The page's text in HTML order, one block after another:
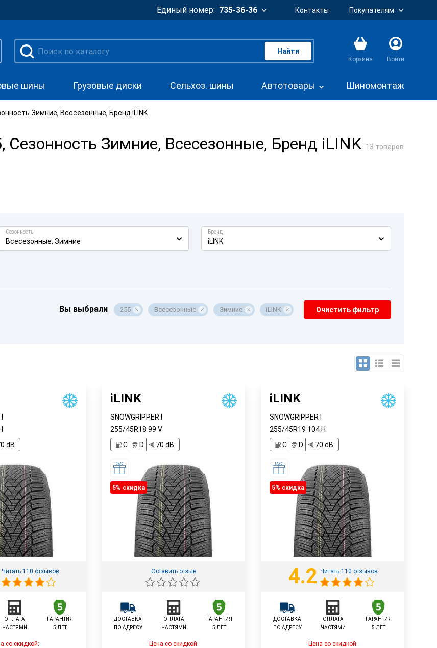
Единый номер: 735-36-36 Контакты Покупателям
Найти
Корзина Войти
шины Грузовые диски Сельхоз. шины Автотовары Шиномонтаж
Зимние, Всесезонные, Бренд iLINK
Зимние, Всесезонные, Бренд iLINK 13 товаров
Сезонность
Всесезонные, Зимние
Бренд
iLINK
Вы выбрали 255 Всесезонные Зимние iLINK Очистить фильтр
H
dB
Читать 110 отзывов
ОПЛАТА
ЧАСТЯМИ
ГАРАНТИЯ
5 ЛЕТ
со скидкой:
iLINK
SNOWGRIPPER I
255/45R18 99 V
C
D 70 dB
5% cкидка
Оставить отзыв
ДОСТАВКА
ПО АДРЕСУ
ОПЛАТА
ЧАСТЯМИ
ГАРАНТИЯ
5 ЛЕТ
Цена со скидкой:
iLINK
SNOWGRIPPER I
255/45R19 104 H
C
D 70 dB
5% cкидка
4.2 Читать 110 отзывов
ДОСТАВКА
ПО АДРЕСУ
ОПЛАТА
ЧАСТЯМИ
ГАРАНТИЯ
5 ЛЕТ
Цена со скидкой: